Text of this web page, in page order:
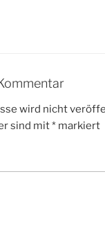
wird nicht
sind mit* markiert